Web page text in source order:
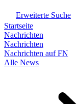
Erweiterte Suche
Startseite
Nachrichten
Nachrichten
Nachrichten auf FN
Alle News